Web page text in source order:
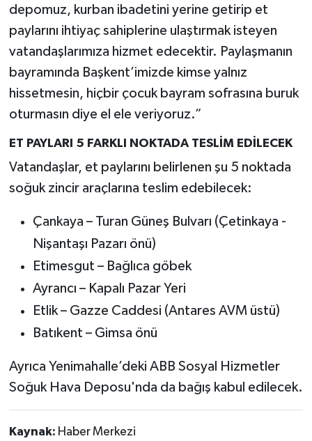
depomuz, kurban ibadetini yerine getirip et
paylarını ihtiyaç sahiplerine ulaştırmak isteyen
vatandaşlarımıza hizmet edecektir. Paylaşmanın
bayramında Başkent’imizde kimse yalnız
hissetmesin, hiçbir çocuk bayram sofrasına buruk
oturmasın diye el ele veriyoruz.”
ET PAYLARI 5 FARKLI NOKTADA TESLİM EDİLECEK
Vatandaşlar, et paylarını belirlenen şu 5 noktada
soğuk zincir araçlarına teslim edebilecek:
Çankaya – Turan Güneş Bulvarı (Çetinkaya -
Nişantaşı Pazarı önü)
Etimesgut – Bağlıca göbek
Ayrancı – Kapalı Pazar Yeri
Etlik – Gazze Caddesi (Antares AVM üstü)
Batıkent – Gimsa önü
Ayrıca Yenimahalle’deki ABB Sosyal Hizmetler
Soğuk Hava Deposu'nda da bağış kabul edilecek.
Kaynak: Haber Merkezi